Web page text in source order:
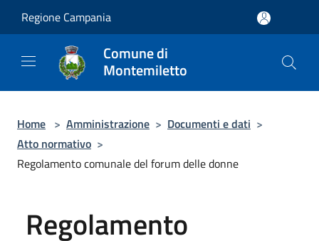
Regione Campania
Comune di
Montemiletto
Home > Amministrazione > Documenti e dati >
Atto normativo >
Regolamento comunale del forum delle donne
Regolamento